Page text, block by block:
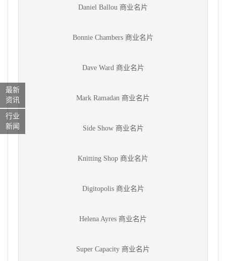
Daniel Ballou 商业名片
Bonnie Chambers 商业名片
Dave Ward 商业名片
Mark Ramadan 商业名片
Side Show 商业名片
Knitting Shop 商业名片
Digitopolis 商业名片
Helena Ayres 商业名片
Super Capacity 商业名片
最新
资讯
行业
新闻